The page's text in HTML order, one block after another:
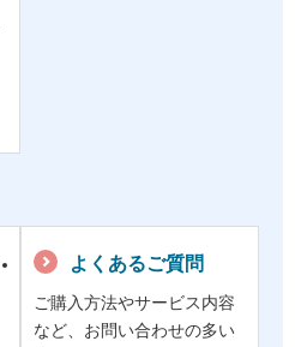
よくあるご質問
ご購入方法やサービス内容
など、お問い合わせの多い